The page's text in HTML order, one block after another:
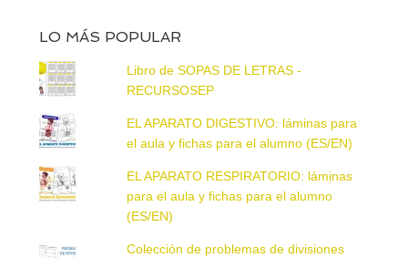
LO MÁS POPULAR
Libro de SOPAS DE LETRAS -
RECURSOSEP
EL APARATO DIGESTIVO: láminas para
el aula y fichas para el alumno (ES/EN)
EL APARATO RESPIRATORIO: láminas
para el aula y fichas para el alumno
(ES/EN)
Colección de problemas de divisiones